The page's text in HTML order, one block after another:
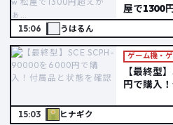
屋で1300
15:06 うはるん
ゲーム機・
【最終型
円で購入
15:03 ヒナギク